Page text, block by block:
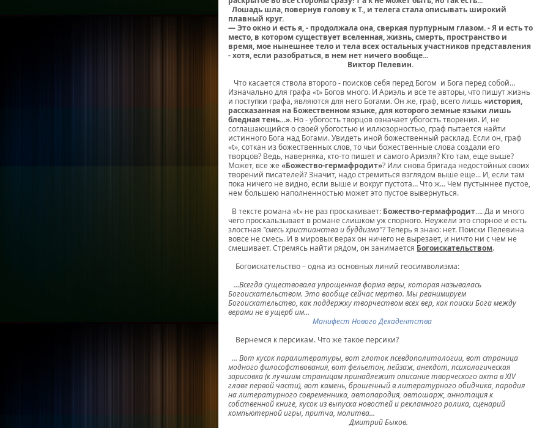
Лошадь шла, повернув голову к Т., и телега стала описывать широкий
плавный круг.
— Это окно и есть я, - продолжала она, сверкая пурпурным глазом. - Я и есть то
место, в котором существует вселенная, жизнь, смерть, пространство и
время, мое нынешнее тело и тела всех остальных участников представления
- хотя, если разобраться, в нем нет ничего вообще...
Виктор Пелевин.
Что касается ствола второго - поисков себя перед Богом и Бога перед собой…
Изначально для графа «t» Богов много. И Ариэль и все те авторы, что пишут жизнь
и поступки графа, являются для него Богами. Он же, граф, всего лишь«история,
рассказанная на Божественном языке, для которого земные языки лишь
бледная тень…». Но - убогость творцов означает убогость творения. И, не
соглашающийся о своей убогостью и иллюзорностью, граф пытается найти
истинного Бога над Богами. Увидеть иной божественный расклад. Если он, граф
«t», соткан из божественных слов, то чьи божественные слова создали его
творцов? Ведь, наверняка, кто-то пишет и самого Ариэля? Кто там, еще выше?
Может, все же«Божество-гермафродит»? Или снова бригада недостойных своих
творений писателей? Значит, надо стремиться взглядом выше еще... И, если там
пока ничего не видно, если выше и вокруг пустота… Что ж… Чем пустыннее пустое,
нем большею наполненностью может это пустое вывернуться.
В тексте романа «t» не раз проскакивает: Божество-гермафродит…. Да и много
чего проскальзывает в романе слишком уж спорного. Неужели это спорное и есть
злостная "смесь христианства и буддизма"? Теперь я знаю: нет. Поиски Пелевина
вовсе не смесь. И в мировых верах он ничего не вырезает, и ничто ни с чем не
смешивает. Стремясь найти рядом, он занимается Богоискательством.
Богоискательство – одна из основных линий геосимволизма:
…Всегда существовала упрощенная форма веры, которая называлась
Богоискательством. Это вообще сейчас мертво. Мы реанимируем
Богоискательство, как поддержку творчеством всех вер, как поиски Бога между
верами не в ущерб им…
Манифест Нового Декадентства
Вернемся к персикам. Что же такое персики?
… Вот кусок паралитературы, вот глоток псевдополитологии, вот страница
модного философствования, вот фельетон, пейзаж, анекдот, психологическая
зарисовка (к лучшим страницам принадлежит описание творческого акта в XIV
главе первой части), вот камень, брошенный в литературного обидчика, пародия
на литературного современника, автопародия, автошарж, аннотация к
собственной книге, кусок из выпуска новостей и рекламного ролика, сценарий
компьютерной игры, притча, молитва…
Дмитрий Быков.